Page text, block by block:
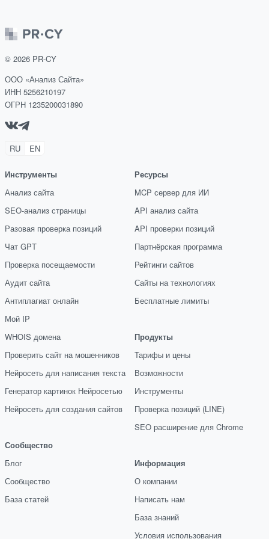
© 2026 PR-CY
ООО «Анализ Сайта»
ИНН 5256210197
ОГРН 1235200031890
RU EN
Инструменты
Анализ сайта
SEO-анализ страницы
Разовая проверка позиций
Чат GPT
Проверка посещаемости
Аудит сайта
Антиплагиат онлайн
Мой IP
WHOIS домена
Проверить сайт на мошенников
Нейросеть для написания текста
Генератор картинок Нейросетью
Нейросеть для создания сайтов
Сообщество
Блог
Сообщество
База статей
Ресурсы
MCP сервер для ИИ
API анализ сайта
API проверки позиций
Партнёрская программа
Рейтинги сайтов
Сайты на технологиях
Бесплатные лимиты
Продукты
Тарифы и цены
Возможности
Инструменты
Проверка позиций (LINE)
SEO расширение для Chrome
Информация
О компании
Написать нам
База знаний
Условия использования